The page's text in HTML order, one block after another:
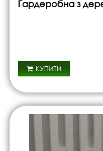
Гардеробна з
КУПИТИ